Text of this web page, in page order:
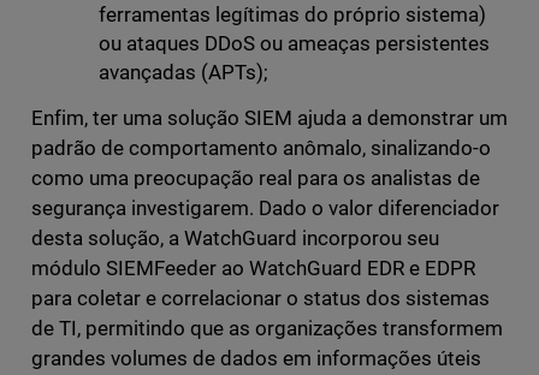
ferramentas legítimas do próprio sistema)
ou ataques DDoS ou ameaças persistentes
avançadas (APTs);
Enfim, ter uma solução SIEM ajuda a demonstrar um
padrão de comportamento anômalo, sinalizando-o
como uma preocupação real para os analistas de
segurança investigarem. Dado o valor diferenciador
desta solução, a WatchGuard incorporou seu
módulo SIEMFeeder ao WatchGuard EDR e EDPR
para coletar e correlacionar o status dos sistemas
de TI, permitindo que as organizações transformem
grandes volumes de dados em informações úteis